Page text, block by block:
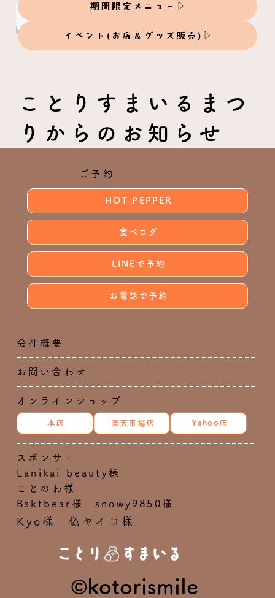
【ことりカフェコラボ】なごみの雨やど
り-てるてるティータイム-
期間限定メニュー
イベント(お店＆グッズ販売)
ことりすまいるまつ
りからのお知らせ
ご予約
HOT PEPPER
食べログ
LINEで予約
お電話で予約
会社概要
お問い合わせ
オンラインショップ
本店 楽天市場店 Yahoo店
©kotorismile
スポンサー
Lanikai beauty様
ことのわ様
Bsktbear様 snowy9850様
Kyo様 偽ヤイコ様